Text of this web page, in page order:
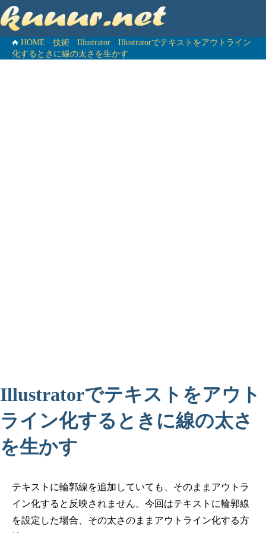
HOME 技術 Illustrator
Illustratorでテキストをアウトライン
化するときに線の太さを生かす
Illustratorでテキストをアウト
ライン化するときに線の太さ
を生かす
テキストに輪郭線を追加していても、そのままアウトラ
イン化すると反映されません。今回はテキストに輪郭線
を設定した場合、その太さのままアウトライン化する方